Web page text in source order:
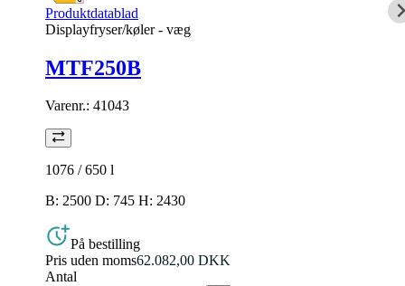
Produktdatablad
Displayfryser/køler - væg
MTF250B
Varenr.: 41043
1076 / 650 l
B: 2500 D: 745 H: 2430
På bestilling
Pris uden moms62.082,00 DKK
Antal